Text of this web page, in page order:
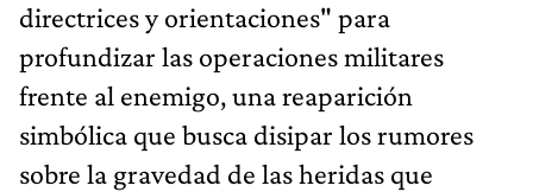
directrices y orientaciones" para
profundizar las operaciones militares
frente al enemigo, una reaparición
simbólica que busca disipar los rumores
sobre la gravedad de las heridas que